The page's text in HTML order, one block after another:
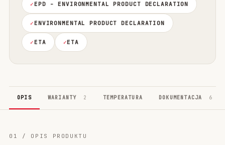
EPD - ENVIRONMENTAL PRODUCT DECLARATION
ENVIRONMENTAL PRODUCT DECLARATION
ETA ETA
OPIS WARIANTY 2 TEMPERATURA DOKUMENTACJA 6
01 / OPIS PRODUKTU